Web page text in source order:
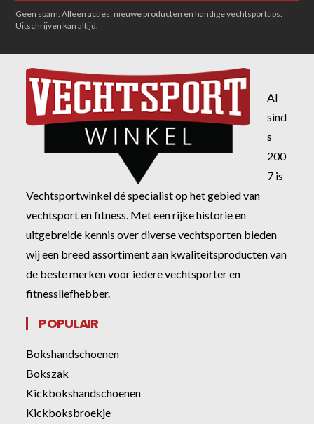
Geen spam. Alleen acties, nieuwe producten en handige vechtsporttips.
Uitschrijven kan altijd.
Al
sind
s
200
7 is
Vechtsportwinkel dé specialist op het gebied van
vechtsport en fitness. Met een rijke historie en
uitgebreide kennis over diverse vechtsporten bieden
wij een breed assortiment aan kwaliteitsproducten van
de beste merken voor iedere vechtsporter en
fitnessliefhebber.
POPULAIR
Bokshandschoenen
Bokszak
Kickbokshandschoenen
Kickboksbroekje